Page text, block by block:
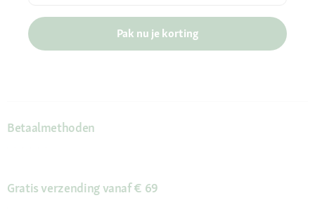
Pak nu je korting
Betaalmethoden
Gratis verzending vanaf € 69